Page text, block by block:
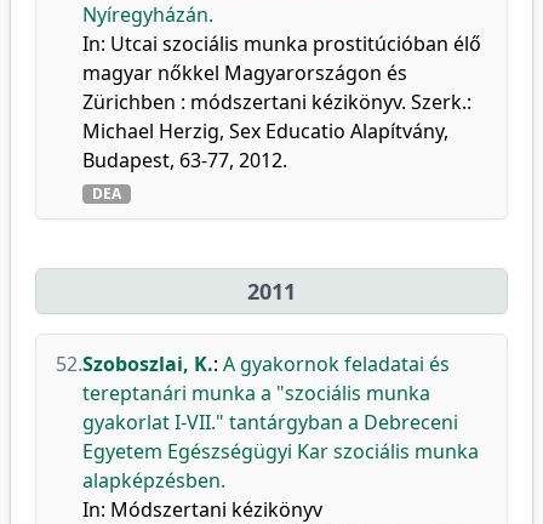
Nyíregyházán.
In: Utcai szociális munka prostitúcióban élő
magyar nőkkel Magyarországon és
Zürichben : módszertani kézikönyv. Szerk.:
Michael Herzig, Sex Educatio Alapítvány,
Budapest, 63-77, 2012.
DEA
2011
52.Szoboszlai, K.: A gyakornok feladatai és
tereptanári munka a "szociális munka
gyakorlat I-VII." tantárgyban a Debreceni
Egyetem Egészségügyi Kar szociális munka
alapképzésben.
In: Módszertani kézikönyv